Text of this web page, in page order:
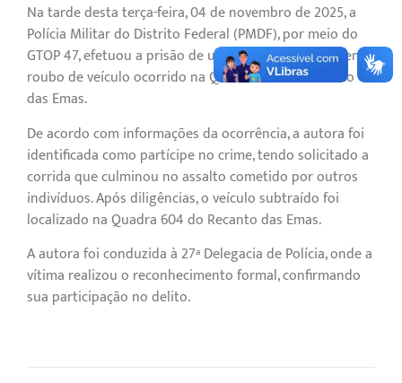
Na tarde desta terça-feira, 04 de novembro de 2025, a
Polícia Militar do Distrito Federal (PMDF), por meio do
GTOP 47, efetuou a prisão de uma autora envolvida em
roubo de veículo ocorrido na Quadra 802 do Recanto
das Emas.
De acordo com informações da ocorrência, a autora foi
identificada como partícipe no crime, tendo solicitado a
corrida que culminou no assalto cometido por outros
indivíduos. Após diligências, o veículo subtraído foi
localizado na Quadra 604 do Recanto das Emas.
A autora foi conduzida à 27ª Delegacia de Polícia, onde a
vítima realizou o reconhecimento formal, confirmando
sua participação no delito.